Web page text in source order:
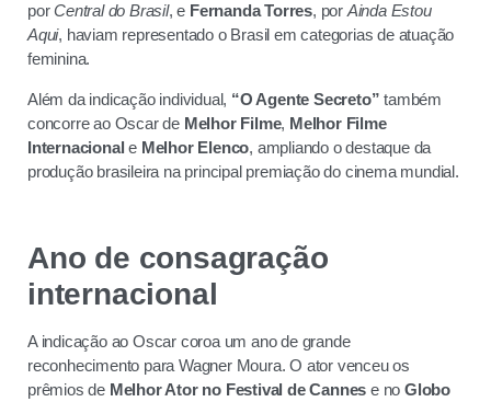
porCentral do Brasil, e Fernanda Torres, por Ainda Estou
Aqui, haviam representado o Brasil em categorias de atuação
feminina.
Além da indicação individual, “O Agente Secreto” também
concorre ao Oscar de Melhor Filme, Melhor Filme
Internacional e Melhor Elenco, ampliando o destaque da
produção brasileira na principal premiação do cinema mundial.
Ano de consagração
internacional
A indicação ao Oscar coroa um ano de grande
reconhecimento para Wagner Moura. O ator venceu os
prêmios de Melhor Ator no Festival de Cannes e noGlobo